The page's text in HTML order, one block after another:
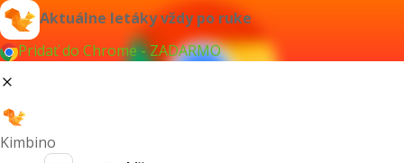
Aktuálne letáky vždy po ruke
Pridať do Chrome - ZADARMO
Kimbino